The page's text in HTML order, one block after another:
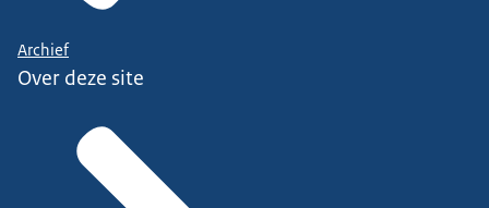
Archief
Over deze site